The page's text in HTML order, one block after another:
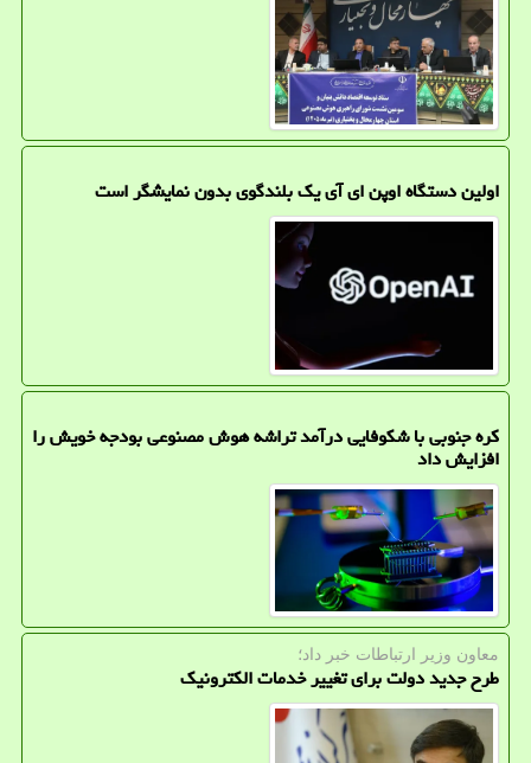
اولین دستگاه اوپن ای آی یک بلندگوی بدون نمایشگر است
کره جنوبی با شکوفایی درآمد تراشه هوش مصنوعی بودجه خویش را
افزایش داد
معاون وزیر ارتباطات خبر داد؛
طرح جدید دولت برای تغییر خدمات الکترونیک